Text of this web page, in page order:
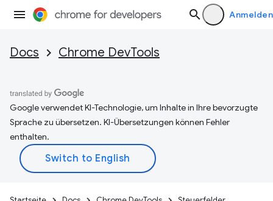
Anmelden
Docs Chrome DevTools
Google verwendet KI-Technologie, um Inhalte in Ihre bevorzugte
Sprache zu übersetzen. KI-Übersetzungen können Fehler
enthalten.